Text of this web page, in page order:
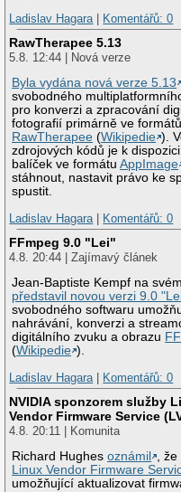
Ladislav Hagara| Komentářů: 0
RawTherapee 5.13
5.8. 12:44 | Nová verze
Byla vydána nová verze 5.13
svobodného
pro konverzi a zpracování
fotografií primárně ve
RawTherapee (Wikipedie ).
zdrojových kódů je k
balíček ve formátuAppImage
stáhnout, nastavit právo ke
spustit.
Ladislav Hagara| Komentářů: 0
FFmpeg 9.0 "Lei"
4.8. 20:44 | Zajímavý článek
Jean-Baptiste Kempf na
představil novou verzi 9.0
svobodného softwaru
nahrávání, konverzi a
digitálního zvuku a obrazu
(Wikipedie ).
Ladislav Hagara| Komentářů: 0
NVIDIA sponzorem služby
Vendor Firmware Service
4.8. 20:11 | Komunita
Richard Hughesoznámil
, že
Linux Vendor Firmware
umožňující aktualizovat